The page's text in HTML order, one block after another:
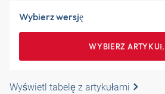
Wybierz wersję
WYBIERZ ARTYKUŁ
Wyświetl tabelę z artykułami